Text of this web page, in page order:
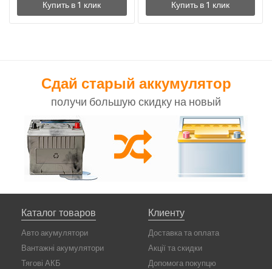
Сдай старый аккумулятор
получи большую скидку на новый
Каталог товаров
Авто акумулятори
Вантажні акумулятори
Тягові АКБ
Клиенту
Доставка та оплата
Акції та скидки
Допомога покупцю